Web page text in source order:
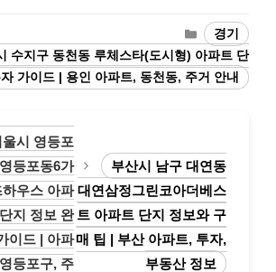
카
테
고
리
경기
수지구 동천동 루체스타(도시형) 아파트 단
가이드 | 용인 아파트, 동천동, 주거 안내
울시 영등포
등포동6가
하우스 아파
지 정보 완
이드 | 아파
등포구, 주
부산시 남구 대연동
대연삼정그린코아더베스
트 아파트 단지 정보와 구
매 팁 | 부산 아파트, 투자,
부동산 정보